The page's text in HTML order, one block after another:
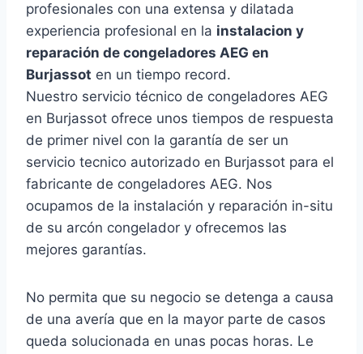
profesionales con una extensa y dilatada
experiencia profesional en la instalacion y
reparación de congeladores AEG en
Burjassot en un tiempo record.
Nuestro servicio técnico de congeladores AEG
en Burjassot ofrece unos tiempos de respuesta
de primer nivel con la garantía de ser un
servicio tecnico autorizado en Burjassot para el
fabricante de congeladores AEG. Nos
ocupamos de la instalación y reparación in-situ
de su arcón congelador y ofrecemos las
mejores garantías.
No permita que su negocio se detenga a causa
de una avería que en la mayor parte de casos
queda solucionada en unas pocas horas. Le